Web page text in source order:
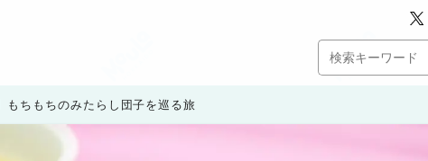
もちもちのみたらし団子を巡る旅